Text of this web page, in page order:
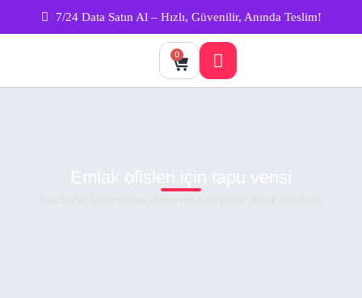
7/24 Data Satın Al – Hızlı, Güvenilir, Anında Teslim!
0
Emlak ofisleri için tapu verisi